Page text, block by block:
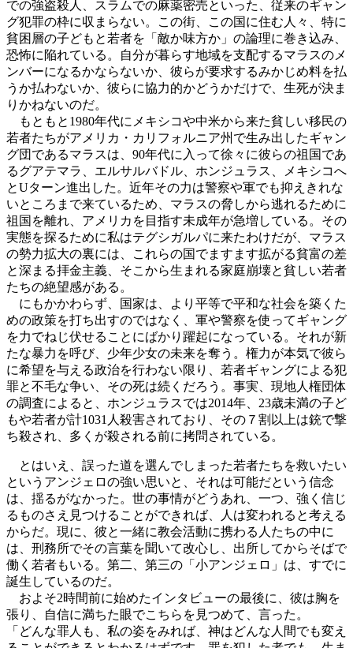
での強盗殺人、スラムでの麻薬密売といった、従来のギャン
グ犯罪の枠に収まらない。この街、この国に住む人々、特に
貧困層の子どもと若者を「敵か味方か」の論理に巻き込み、
恐怖に陥れている。自分が暮らす地域を支配するマラスのメ
ンバーになるかならないか、彼らが要求するみかじめ料を払
うか払わないか、彼らに協力的かどうかだけで、生死が決ま
りかねないのだ。
もともと1980年代にメキシコや中米から来た貧しい移民の
若者たちがアメリカ・カリフォルニア州で生み出したギャン
グ団であるマラスは、90年代に入って徐々に彼らの祖国であ
るグアテマラ、エルサルバドル、ホンジュラス、メキシコへ
とUターン進出した。近年その力は警察や軍でも抑えきれな
いところまで来ているため、マラスの脅しから逃れるために
祖国を離れ、アメリカを目指す未成年が急増している。その
実態を探るために私はテグシガルパに来たわけだが、マラス
の勢力拡大の裏には、これらの国でますます拡がる貧富の差
と深まる拝金主義、そこから生まれる家庭崩壊と貧しい若者
たちの絶望感がある。
にもかかわらず、国家は、より平等で平和な社会を築くた
めの政策を打ち出すのではなく、軍や警察を使ってギャング
を力でねじ伏せることにばかり躍起になっている。それが新
たな暴力を呼び、少年少女の未来を奪う。権力が本気で彼ら
に希望を与える政治を行わない限り、若者ギャングによる犯
罪と不毛な争い、その死は続くだろう。事実、現地人権団体
の調査によると、ホンジュラスでは2014年、23歳未満の子ど
もや若者が計1031人殺害されており、その７割以上は銃で撃
ち殺され、多くが殺される前に拷問されている。
とはいえ、誤った道を選んでしまった若者たちを救いたい
というアンジェロの強い思いと、それは可能だという信念
は、揺るがなかった。世の事情がどうあれ、一つ、強く信じ
るものさえ見つけることができれば、人は変われると考える
からだ。現に、彼と一緒に教会活動に携わる人たちの中に
は、刑務所でその言葉を聞いて改心し、出所してからそばで
働く若者もいる。第二、第三の「小アンジェロ」は、すでに
誕生しているのだ。
およそ2時間前に始めたインタビューの最後に、彼は胸を
張り、自信に満ちた眼でこちらを見つめて、言った。
「どんな罪人も、私の姿をみれば、神はどんな人間でも変え